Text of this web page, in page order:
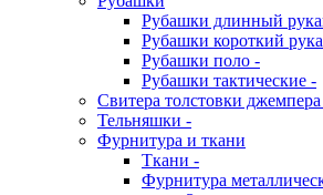
Рубашки длинный
Рубашки короткий
Рубашки поло -
Рубашки тактические -
Свитера толстовки
Тельняшки -
Фурнитура и ткани
Ткани -
Фурнитура